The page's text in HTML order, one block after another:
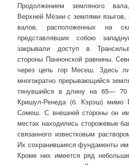
Продолжением земляного
Верхней Мёзии с землями
валов, расположенных на
представлявших собою
закрывали доступ в
стороны Паннонской равнины.
через цепь гор Месеш. Здесь
многократно прерывающийся
тянувшийся в длину на 65—
Кришул-Ренеда (б. Кэрэш) мимо
Сомеш. С внешней стороны он
местах находились сторожевые
связанного известковым
Их сохранившиеся фундаменты
Кроме них имеется ряд